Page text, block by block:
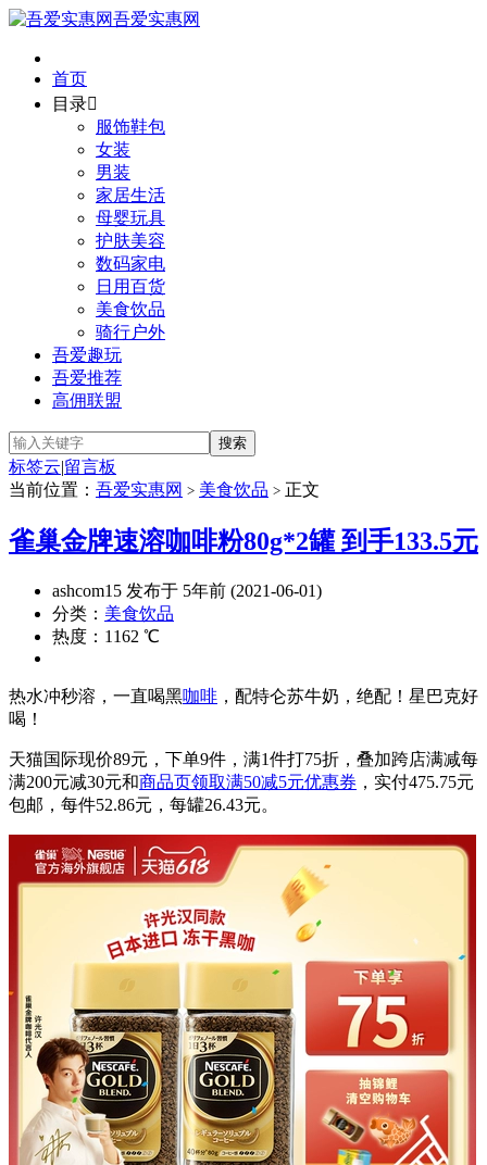
吾爱实惠网
首页
目录
服饰鞋包
女装
男装
家居生活
母婴玩具
护肤美容
数码家电
日用百货
美食饮品
骑行户外
吾爱趣玩
吾爱推荐
高佣联盟
标签云|留言板
当前位置： 吾爱实惠网 > 美食饮品 > 正文
雀巢金牌速溶咖啡粉80g*2罐 到手133.5元
ashcom15 发布于 5年前 (2021-06-01)
分类： 美食饮品
热度：1162 ℃
热水冲秒溶，一直喝黑咖啡 ，配特仑苏牛奶，绝配！星巴克好
喝！
天猫国际现价89元，下单9件，满1件打75折，叠加跨店满减每
满200元减30元和商品页领取满50减5元优惠券 ，实付475.75元
包邮，每件52.86元，每罐26.43元。